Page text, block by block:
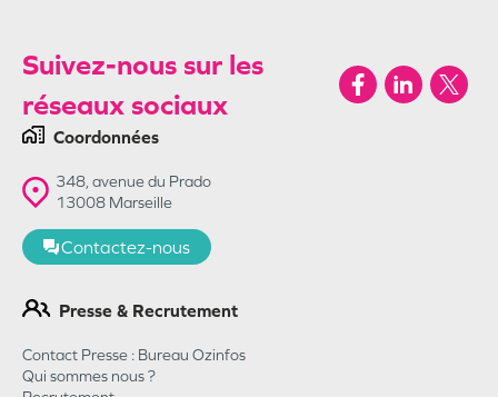
Suivez-nous sur les
réseaux sociaux
Coordonnées
348, avenue du Prado
13008 Marseille
Contactez-nous
Presse & Recrutement
Contact Presse : Bureau Ozinfos
Qui sommes nous ?